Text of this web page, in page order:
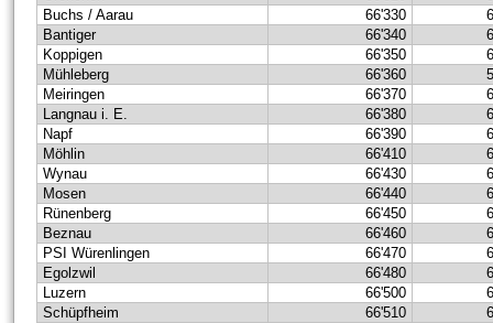
Buchs / Aarau
66'330
Bantiger
66'340
Koppigen
66'350
Mühleberg
66'360
Meiringen
66'370
Langnau i. E.
66'380
Napf
66'390
Möhlin
66'410
Wynau
66'430
Mosen
66'440
Rünenberg
66'450
Beznau
66'460
PSI Würenlingen
66'470
Egolzwil
66'480
Luzern
66'500
Schüpfheim
66'510